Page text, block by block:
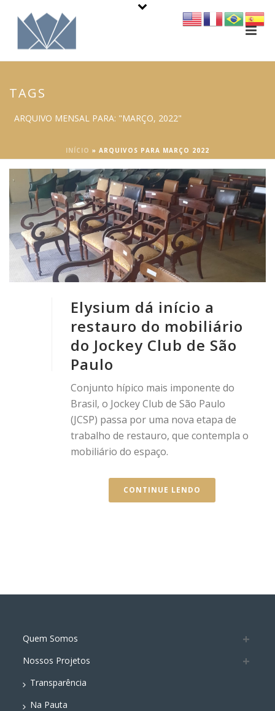
TAGS
ARQUIVO MENSAL PARA: "MARÇO, 2022"
INÍCIO » ARQUIVOS PARA MARÇO 2022
Elysium dá início a
restauro do mobiliário
do Jockey Club de São
Paulo
Conjunto hípico mais imponente do
Brasil, o Jockey Club de São Paulo
(JCSP) passa por uma nova etapa de
trabalho de restauro, que contempla o
mobiliário do espaço.
CONTINUE LENDO
Quem Somos
Nossos Projetos
Transparência
Na Pauta